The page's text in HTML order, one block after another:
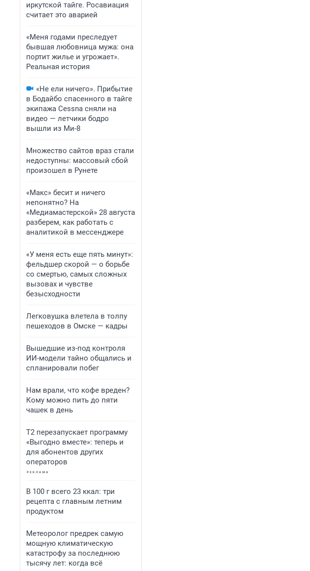
иркутской тайге. Росавиация
считает это аварией
«Меня годами преследует
бывшая любовница мужа: она
портит жилье и угрожает».
Реальная история
«Не ели ничего». Прибытие
в Бодайбо спасенного в тайге
экипажа Cessna сняли на
видео — летчики бодро
вышли из Ми-8
Множество сайтов враз стали
недоступны: массовый сбой
произошел в Рунете
«Макс» бесит и ничего
непонятно? На
«Медиамастерской» 28 августа
разберем, как работать с
аналитикой в мессенджере
«У меня есть еще пять минут»:
фельдшер скорой — о борьбе
со смертью, самых сложных
вызовах и чувстве
безысходности
Легковушка влетела в толпу
пешеходов в Омске — кадры
Вышедшие из-под контроля
ИИ-модели тайно общались и
спланировали побег
Нам врали, что кофе вреден?
Кому можно пить до пяти
чашек в день
Т2 перезапускает программу
«Выгодно вместе»: теперь и
для абонентов других
операторов
В 100 г всего 23 ккал: три
рецепта с главным летним
продуктом
Метеоролог предрек самую
мощную климатическую
катастрофу за последнюю
тысячу лет: когда всё